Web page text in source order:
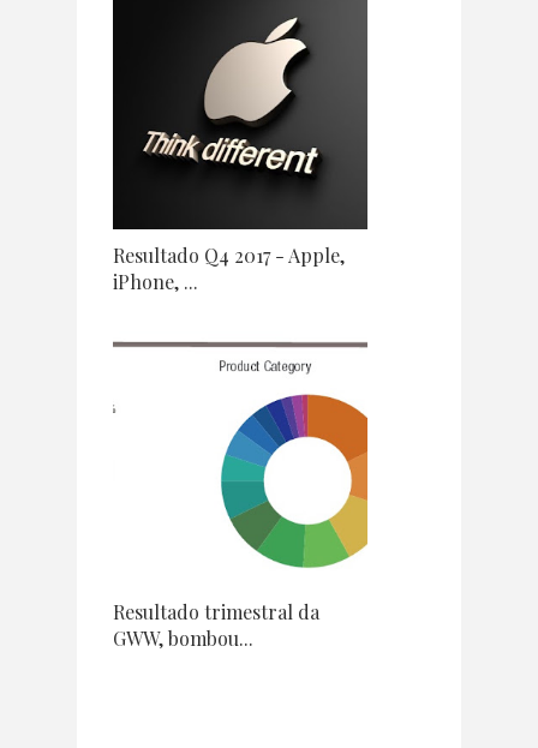
Resultado Q4 2017 - Apple,
iPhone, ...
Resultado trimestral da
GWW, bombou...